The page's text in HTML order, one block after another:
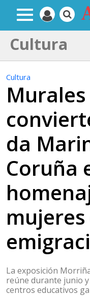
Cultura
Cultura
da
Coruña
La exposición
reúne durante junio
centros educativos